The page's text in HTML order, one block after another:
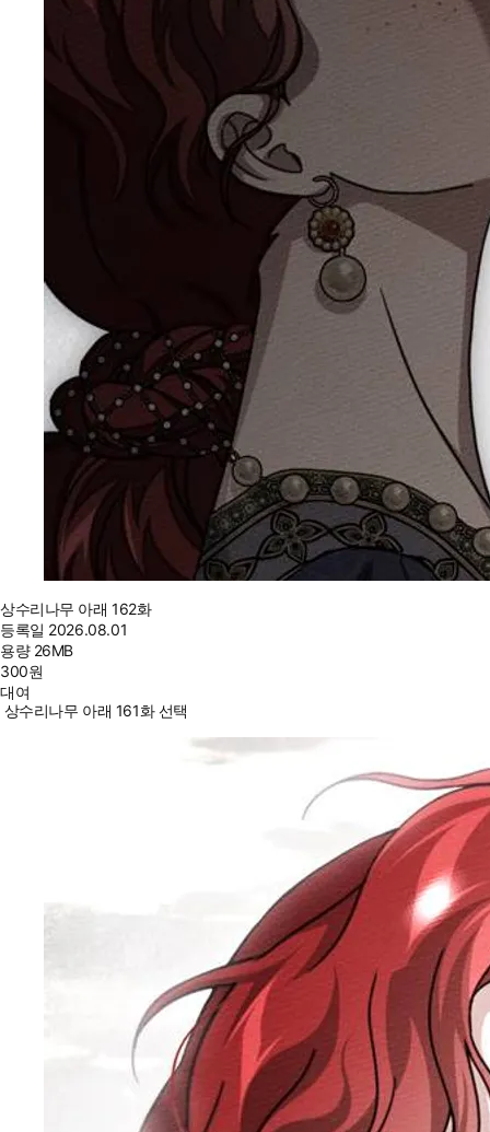
상수리나무 아래 162화
등록일 2026.08.01
용량 26MB
300원
대여
상수리나무 아래 161화 선택